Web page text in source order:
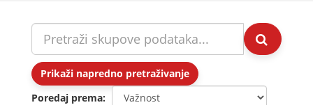
Prikaži napredno pretraživanje
Poredaj prema